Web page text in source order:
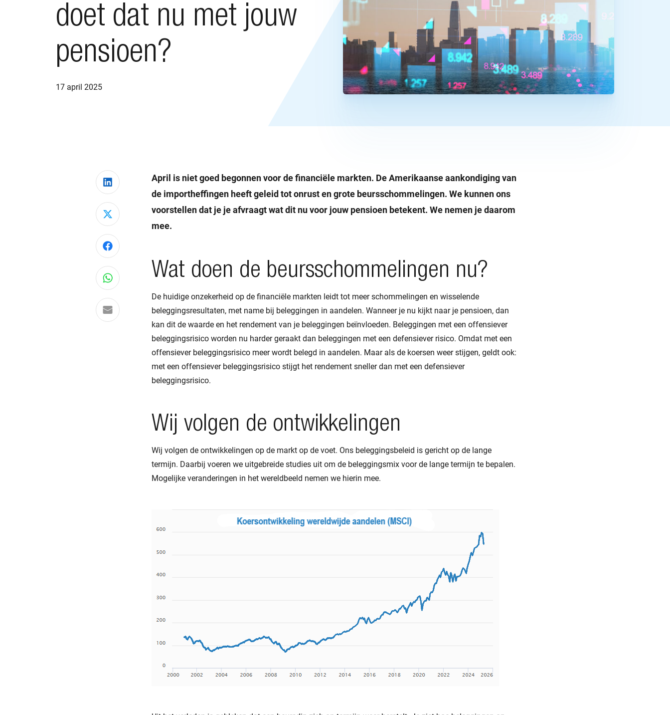
doet dat nu met jouw
pensioen?
17 april 2025
April is niet goed begonnen voor de financiële markten. De Amerikaanse aankondiging van
de importheffingen heeft geleid tot onrust en grote beursschommelingen. We kunnen ons
voorstellen dat je je afvraagt wat dit nu voor jouw pensioen betekent. We nemen je daarom
mee.
Wat doen de beursschommelingen nu?
De huidige onzekerheid op de financiële markten leidt tot meer schommelingen en wisselende
beleggingsresultaten, met name bij beleggingen in aandelen. Wanneer je nu kijkt naar je pensioen, dan
kan dit de waarde en het rendement van je beleggingen beïnvloeden. Beleggingen met een offensiever
beleggingsrisico worden nu harder geraakt dan beleggingen met een defensiever risico. Omdat met een
offensiever beleggingsrisico meer wordt belegd in aandelen. Maar als de koersen weer stijgen, geldt ook:
met een offensiever beleggingsrisico stijgt het rendement sneller dan met een defensiever
beleggingsrisico.
Wij volgen de ontwikkelingen
Wij volgen de ontwikkelingen op de markt op de voet. Ons beleggingsbeleid is gericht op de lange
termijn. Daarbij voeren we uitgebreide studies uit om de beleggingsmix voor de lange termijn te bepalen.
Mogelijke veranderingen in het wereldbeeld nemen we hierin mee.
Deel via LinkedIn
Deel via X
Deel via Facebook
Deel via WhatsApp
Delen via e-mail